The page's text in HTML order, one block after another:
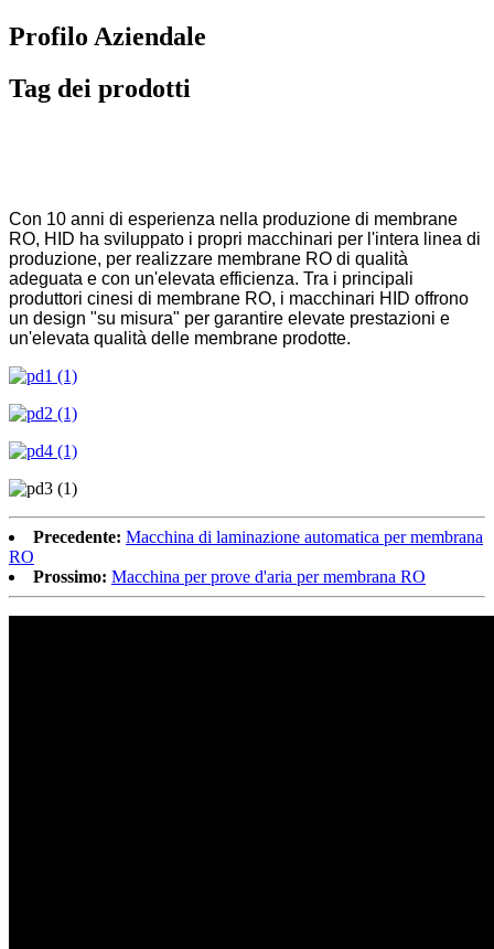
Profilo Aziendale
Tag dei prodotti
Con 10 anni di esperienza nella produzione di membrane
RO, HID ha sviluppato i propri macchinari per l'intera linea di
produzione, per realizzare membrane RO di qualità
adeguata e con un'elevata efficienza. Tra i principali
produttori cinesi di membrane RO, i macchinari HID offrono
un design "su misura" per garantire elevate prestazioni e
un'elevata qualità delle membrane prodotte.
Precedente: Macchina di laminazione automatica per membrana
RO
Prossimo: Macchina per prove d'aria per membrana RO